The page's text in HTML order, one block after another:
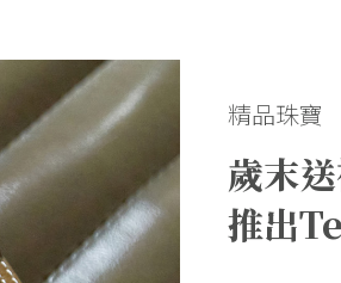
精品珠寶
歲末
推出